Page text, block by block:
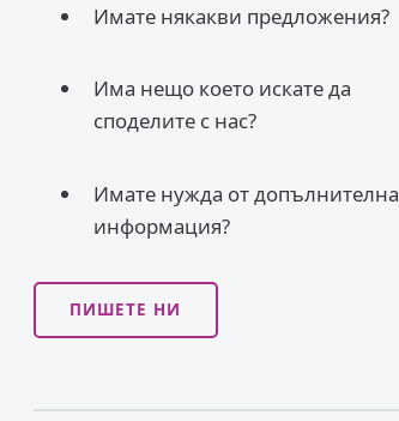
Имате някакви предложения?
Има нещо което искате да
споделите с нас?
Имате нужда от допълнителна
информация?
ПИШЕТЕ НИ